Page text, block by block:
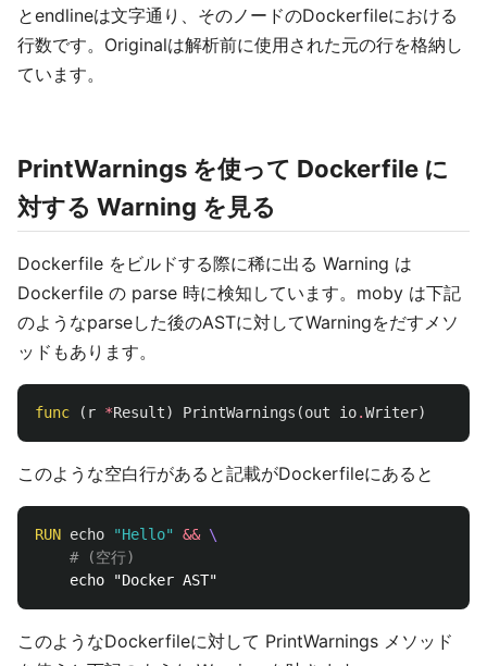
とendlineは文字通り、そのノードのDockerfileにおける
行数です。Originalは解析前に使用された元の行を格納し
ています。
PrintWarnings を使って Dockerfile に
対する Warning を見る
Dockerfile をビルドする際に稀に出る Warning は
Dockerfile の parse 時に検知しています。moby は下記
のようなparseした後のASTに対してWarningをだすメソ
ッドもあります。
func ( r *Result) PrintWarnings (out io.Writer)
このような空白行があると記載がDockerfileにあると
RUN echo "Hello" &&
# (空行)
このようなDockerfileに対して PrintWarnings メソッド